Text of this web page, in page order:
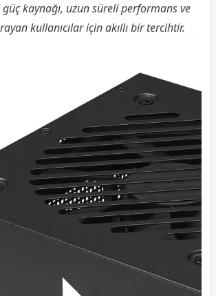
kaynağı, uzun süreli performans ve
kullanıcılar için akıllı bir tercihtir.